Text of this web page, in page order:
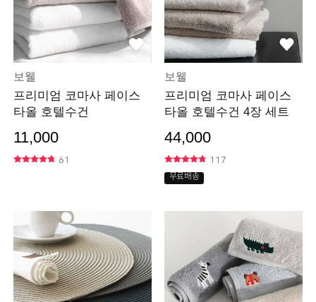
보웰
프리미엄 코마사 페이스
타올 호텔수건
11,000
61
보웰
프리미엄 코마사 페이스
타올 호텔수건 4장 세트
44,000
117
무료배송